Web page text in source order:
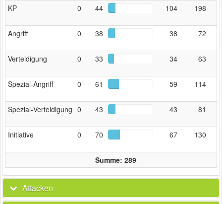
KP
0 44 104 198
Angriff 0 38 38 72
Verteidigung 0 33 34 63
Spezial‑Angriff 0 61 59 114
Spezial‑Verteidigung 0 43 43 81
Initiative 0 70 67 130
Summe: 289
Attacken